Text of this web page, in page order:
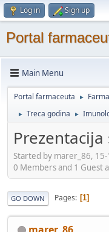
Log in Sign up
Portal
Main Menu
Portal farmaceuta ►
► Treca godina ►
Prezentacija
Started by marer_86,
0 Members and 1 Guest
GO DOWN Pages 1
marer_86